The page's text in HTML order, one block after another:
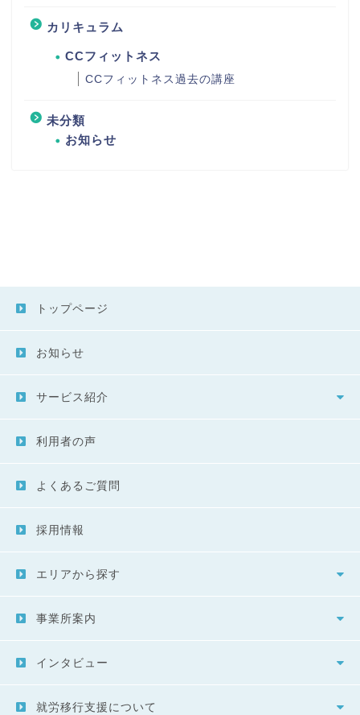
カリキュラム
CCフィットネス
CCフィットネス過去の講座
未分類
お知らせ
トップページ
お知らせ
サービス紹介
利用者の声
よくあるご質問
採用情報
エリアから探す
事業所案内
インタビュー
就労移行支援について